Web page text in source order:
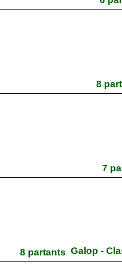
8
7
8 partants Galop -